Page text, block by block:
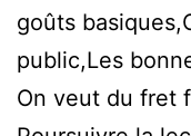
goûts
public,Les
On veut du fret